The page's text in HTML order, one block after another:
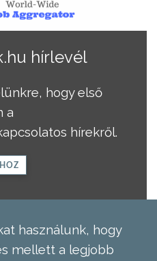
hírlevél
hogy első
a
hírekről.
használunk, hogy
mellett a legjobb